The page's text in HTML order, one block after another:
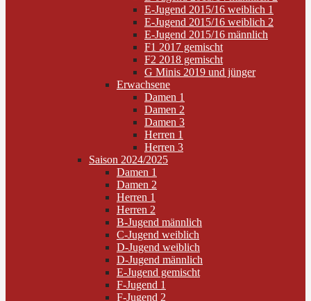
E-Jugend 2015/16 weiblich 1
E-Jugend 2015/16 weiblich 2
E-Jugend 2015/16 männlich
F1 2017 gemischt
F2 2018 gemischt
G Minis 2019 und jünger
Erwachsene
Damen 1
Damen 2
Damen 3
Herren 1
Herren 3
Saison 2024/2025
Damen 1
Damen 2
Herren 1
Herren 2
B-Jugend männlich
C-Jugend weiblich
D-Jugend weiblich
D-Jugend männlich
E-Jugend gemischt
F-Jugend 1
F-Jugend 2